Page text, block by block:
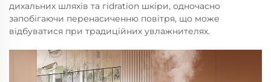
дихальних шляхів та гіdration шкіри, одночасно
запобігаючи перенасиченню повітря, що може
відбуватися при традиційних увлажнителях.